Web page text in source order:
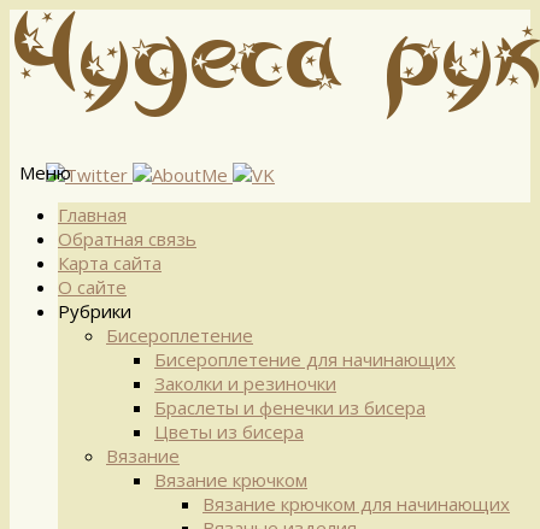
Меню
Перейти
содержимому
Главная
Обратная связь
Карта сайта
О сайте
Рубрики
Бисероплетение
Бисероплетение для начинающих
Заколки и резиночки
Браслеты и фенечки из бисера
Цветы из бисера
Вязание
Вязание крючком
Вязание крючком для начинающих